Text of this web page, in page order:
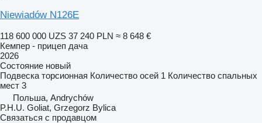
Niewiadów N126E
118 600 000 UZS 37 240 PLN ≈ 8 648 €
Кемпер - прицеп дача
2026
Состояние новый
Подвеска торсионная Количество осей 1 Количество спальных
мест 3
Польша, Andrychów
P.H.U. Goliat, Grzegorz Bylica
Связаться с продавцом